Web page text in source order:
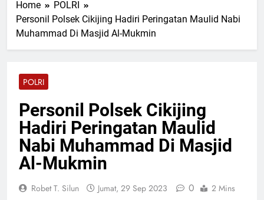
Ketahanan Pangan Nasional
Razia Gabungan Lapas
Pasir Pangaraian dan TNI
13 Jam Lalu
AKBP Marganda Aritonang
Tegaskan Komitmen Polres
Batu Bara Musnahkan
Hampir Dua Kilogram
Narkotika Jenis Sabu
13 Jam Lalu
Kecelakaan Maut di Tol
Sergai, Seorang
Home
POLRI
Personil Polsek Cikijing Hadiri Peringatan Maulid Nabi
Muhammad Di Masjid Al-Mukmin
POLRI
Personil Polsek Cikijing
Hadiri Peringatan Maulid
Nabi Muhammad Di Masjid
Al-Mukmin
Robet T. Silun Jumat, 29 Sep 2023 0 2 Mins